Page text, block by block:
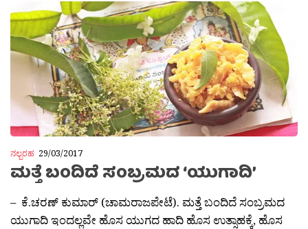
ನಲ್ಬರಹ 29/03/2017
ಮತ್ತೆ ಬಂದಿದೆ ಸಂಬ್ರಮದ ‘ಯುಗಾದಿ’
– ಕೆ.ಚರಣ್ ಕುಮಾರ್ (ಚಾಮರಾಜಪೇಟೆ). ಮತ್ತೆ ಬಂದಿದೆ ಸಂಬ್ರಮದ
ಯುಗಾದಿ ಇಂದಲ್ಲವೇ ಹೊಸ ಯುಗದ ಹಾದಿ ಹೊಸ ಉತ್ಸಾಹಕ್ಕೆ, ಹೊಸ